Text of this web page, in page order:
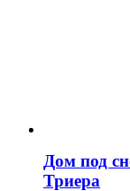
Дом под
Триера